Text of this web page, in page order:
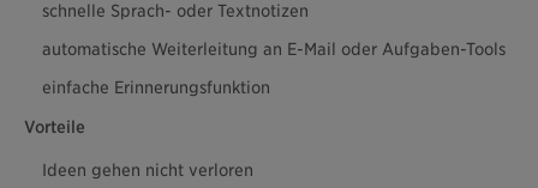
schnelle Sprach- oder Textnotizen
automatische Weiterleitung an E-Mail oder Aufgaben-Tools
einfache Erinnerungsfunktion
Vorteile
Ideen gehen nicht verloren